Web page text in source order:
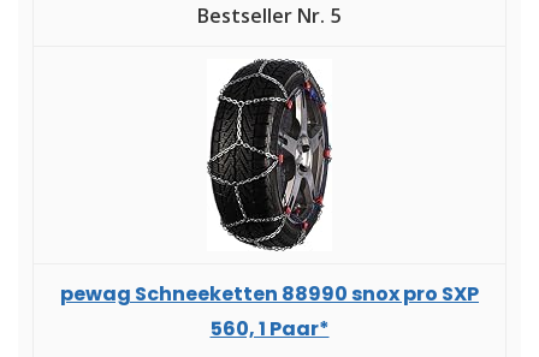
5
pewag Schneeketten 88990 snox pro SXP
560, 1 Paar*